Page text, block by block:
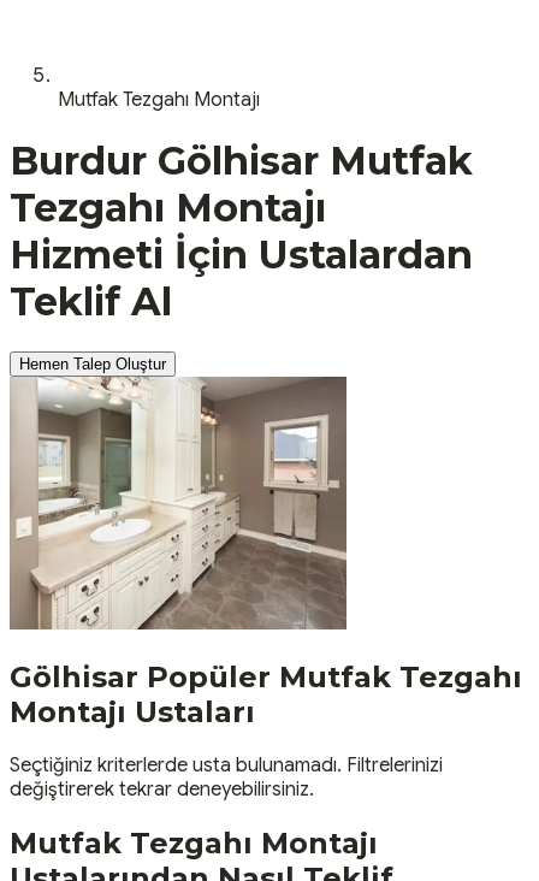
Mutfak Tezgahı Montajı
Burdur Gölhisar Mutfak
Tezgahı Montajı
Hizmeti İçin Ustalardan
Teklif Al
Hemen Talep Oluştur
Gölhisar Popüler Mutfak Tezgahı
Montajı Ustaları
Seçtiğiniz kriterlerde usta bulunamadı. Filtrelerinizi
değiştirerek tekrar deneyebilirsiniz.
Mutfak Tezgahı Montajı